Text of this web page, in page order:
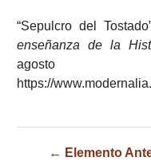
“Sepulcro del
enseñanza de la
https://
← Elemento